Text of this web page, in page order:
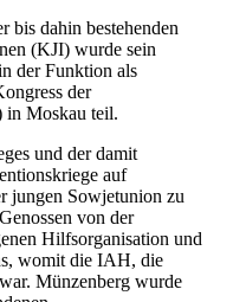
bis dahin bestehenden
(KJI) wurde sein
der Funktion als
der
in Moskau teil.
und der damit
auf
jungen So­wjet­union zu
von der
Hilfsorganisation und
womit die IAH, die
Münzenberg wurde